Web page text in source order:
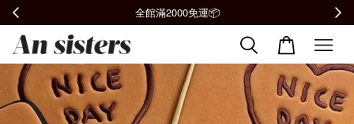
全館滿2000免運📦